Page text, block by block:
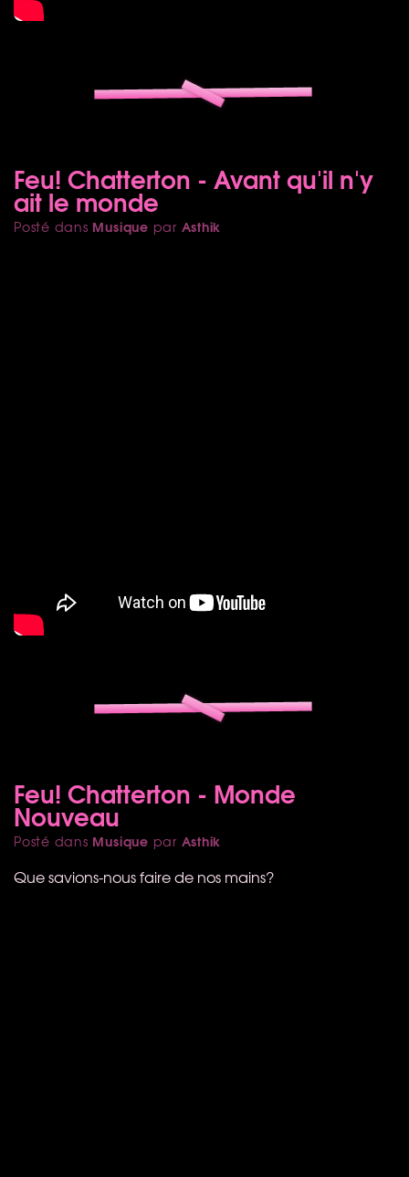
Feu! Chatterton - Avant qu'il n'y
ait le monde
Posté dans Musique par Asthik
Feu! Chatterton - Monde
Nouveau
Posté dans Musique par Asthik
Que savions-nous faire de nos mains?